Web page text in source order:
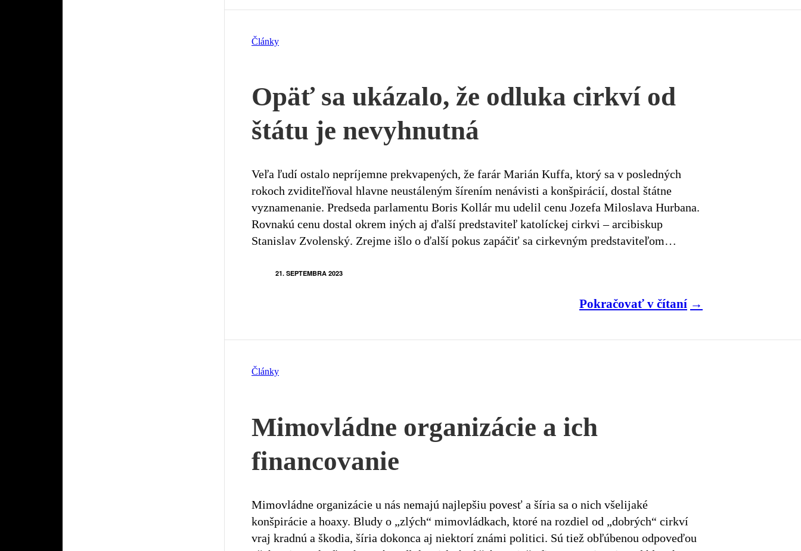
Články
Opäť sa ukázalo, že odluka cirkví od
štátu je nevyhnutná
Veľa ľudí ostalo nepríjemne prekvapených, že farár Marián Kuffa, ktorý sa v posledných
rokoch zviditeľňoval hlavne neustáleným šírením nenávisti a konšpirácií, dostal štátne
vyznamenanie. Predseda parlamentu Boris Kollár mu udelil cenu Jozefa Miloslava Hurbana.
Rovnakú cenu dostal okrem iných aj ďalší predstaviteľ katolíckej cirkvi – arcibiskup
Stanislav Zvolenský. Zrejme išlo o ďalší pokus zapáčiť sa cirkevným predstaviteľom…
21. SEPTEMBRA 2023
Pokračovať v čítaní
Články
Mimovládne organizácie a ich
financovanie
Mimovládne organizácie u nás nemajú najlepšiu povesť a šíria sa o nich všelijaké
konšpirácie a hoaxy. Bludy o „zlých“ mimovládkach, ktoré na rozdiel od „dobrých“ cirkví
vraj kradnú a škodia, šíria dokonca aj niektorí známi politici. Sú tiež obľúbenou odpoveďou